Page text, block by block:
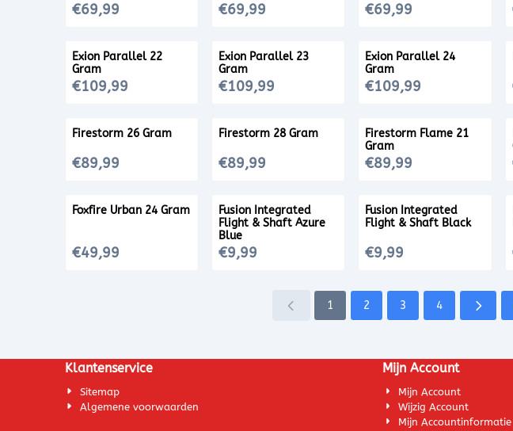
Prijs: 69,99
€69,99
Prijs: 69,99
€69,99
Prijs: 69,99
€69,99
Exion Parallel 22
Gram
Prijs: 109,99
€109,99
Exion Parallel 23
Gram
Prijs: 109,99
€109,99
Exion Parallel 24
Gram
Prijs: 109,99
€109,99
Firestorm 26 Gram
Prijs: 89,99
€89,99
Firestorm 28 Gram
Prijs: 89,99
€89,99
Firestorm Flame 21
Gram
Prijs: 89,99
€89,99
Foxfire Urban 24 Gram
Prijs: 49,99
€49,99
Fusion Integrated
Flight & Shaft Azure
Blue
Prijs: 9,99
€9,99
Fusion Integrated
Flight & Shaft Black
Prijs: 9,99
€9,99
1 2 3 4
Klantenservice
Sitemap
Algemene voorwaarden
Mijn Account
Mijn Account
Wijzig Account
Mijn Accountinformatie